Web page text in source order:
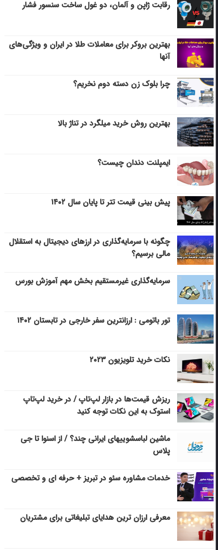
رقابت ژاپن و آلمان، دو غول ساخت سنسور فشار
بهترین بروکر برای معاملات طلا در ایران و ویژگی‌های
آنها
چرا بلوک زن دسته دوم نخریم؟
بهترین روش خرید میلگرد در تناژ بالا
ایمپلنت دندان چیست؟
پیش بینی قیمت تتر تا پایان سال ۱۴۰۲
چگونه با سرمایه‌گذاری در ارزهای دیجیتال به استقلال
مالی برسیم؟
سرمایه‌گذاری غیرمستقیم بخش مهم آموزش بورس
تور باتومی : ارزانترین سفر خارجی در تابستان ۱۴۰۲
نکات خرید تلویزیون ۲۰۲۳
ریزش قیمت‌ها در بازار لپ‌تاپ / در خرید لپ‌تاپ
استوک به این نکات توجه کنید
ماشین لباسشویی‎های ایرانی چند؟ / از اسنوا تا جی
پلاس
خدمات مشاوره سئو در تبریز + حرفه ای و تخصصی
معرفی ارزان ترین هدایای تبلیغاتی برای مشتریان